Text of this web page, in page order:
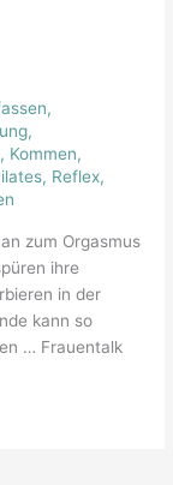
,
,
, Kommen,
, Reflex,
zum Orgasmus
ihre
in der
kann so
… Frauentalk